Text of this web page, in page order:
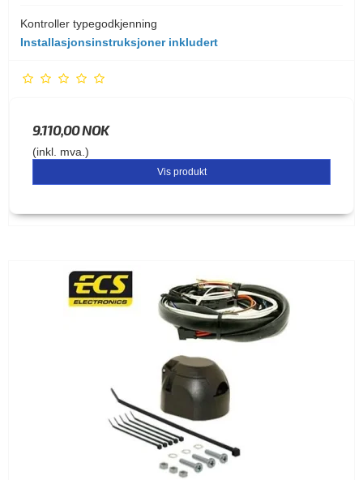
Kontroller typegodkjenning
Installasjonsinstruksjoner inkludert
9.110,00 NOK
(inkl. mva.)
Vis produkt